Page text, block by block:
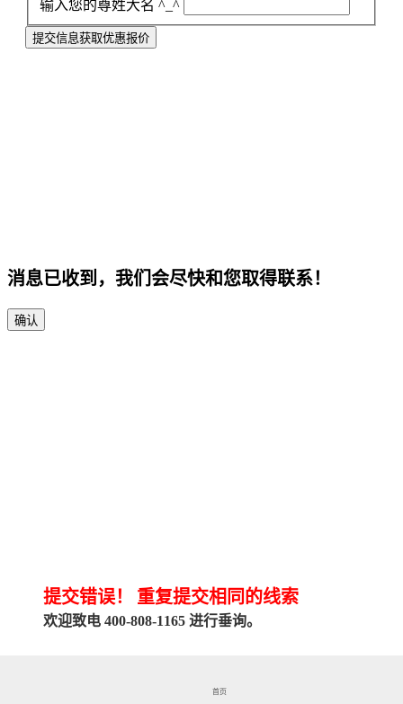
首页
输入您的尊姓大名 ^_^
提交信息获取优惠报价
消息已收到，我们会尽快和您取得联系！
确认
提交错误！ 重复提交相同的线索
欢迎致电 400-808-1165 进行垂询。